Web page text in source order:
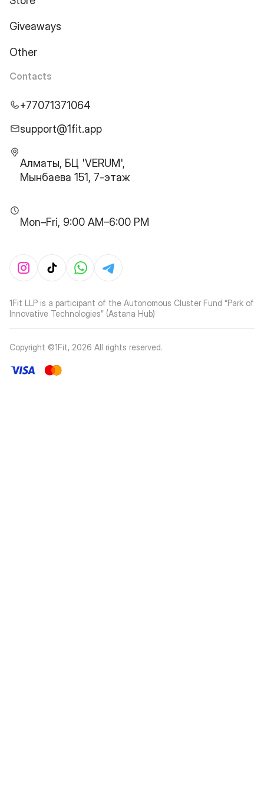
Giveaways
Other
Contacts
+77071371064
support@1fit.app
Алматы, БЦ 'VERUM',
Мынбаева 151, 7-этаж
Mon–Fri, 9:00 AM–6:00 PM
1Fit LLP is a participant of the Autonomous Cluster Fund “Park of
Innovative Technologies” (Astana Hub)
Copyright ©1Fit, 2026 All rights reserved.